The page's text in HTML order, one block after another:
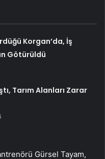
Korgan’da, İş
Götürüldü
Tarım Alanları Zarar
Gürsel Tayam,